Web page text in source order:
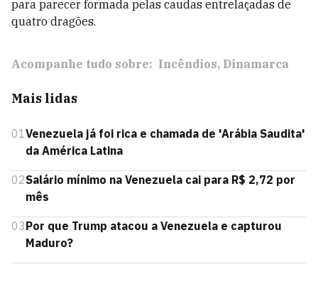
para parecer formada pelas caudas entrelaçadas de
quatro dragões.
Acompanhe tudo sobre: Incêndios Dinamarca
Mais lidas
01Venezuela já foi rica e chamada de 'Arábia Saudita'
da América Latina
02Salário mínimo na Venezuela cai para R$ 2,72 por
mês
03Por que Trump atacou a Venezuela e capturou
Maduro?